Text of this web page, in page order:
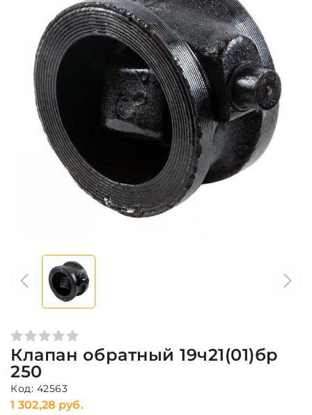
Клапан обратный 19ч21(01)бр
250
Код: 42563
1 302,28 руб.